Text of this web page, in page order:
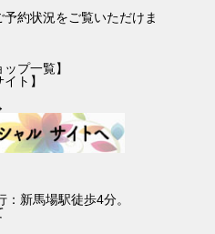
約状況をご覧いただけま
ップ一覧】
ト 】
新馬場駅徒歩4分。